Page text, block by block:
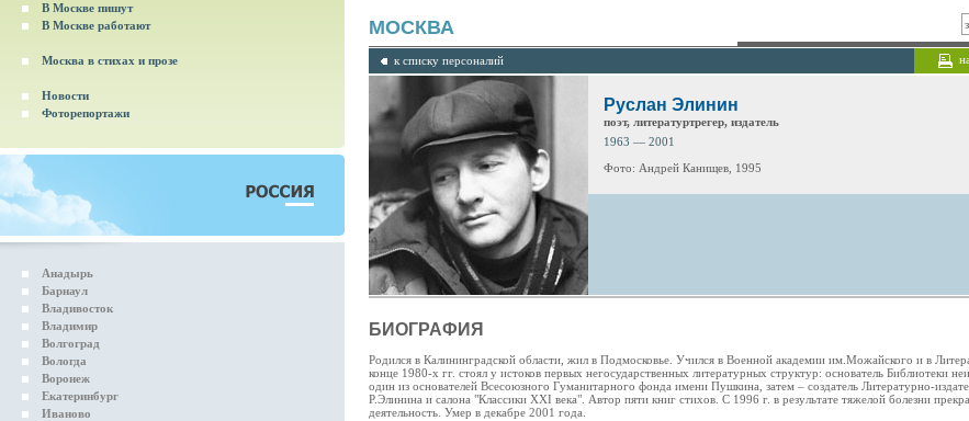
В Москве пишут
В Москве работают
Москва в стихах и прозе
Новости
Фоторепортажи
Анадырь
Барнаул
Владивосток
Владимир
Волгоград
Вологда
Воронеж
Екатеринбург
Иваново
МОСКВА
к списку персоналий
Руслан Элинин
поэт, литературтрегер, издатель
1963 — 2001
Фото: Андрей Канищев, 1995
БИОГРАФИЯ
Родился в Калининградской области, жил в Подмосковье. Учился в Военной академии им.Можайского и в
конце 1980-х гг. стоял у истоков первых негосударственных литературных структур: основатель Библиотеки
один из основателей Всесоюзного Гуманитарного фонда имени Пушкина, затем – создатель Литературно-
Р.Элинина и салона "Классики XXI века". Автор пяти книг стихов. С 1996 г. в результате тяжелой болезни
деятельность. Умер в декабре 2001 года.